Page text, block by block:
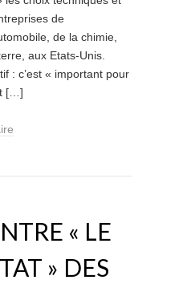
de
de la chimie,
aux Etats-Unis.
: c’est « important pour
[…]
« LE
» DES